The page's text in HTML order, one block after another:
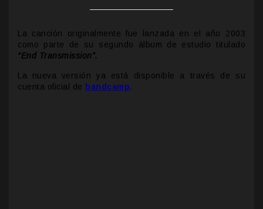
La canción originalmente fue lanzada en el año 2003
como parte de su segundo álbum de estudio titulado
“End Transmission”.
La nueva versión ya está disponible a través de su
cuenta oficial de bandcamp.